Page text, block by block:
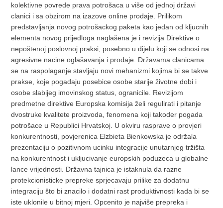
kolektivne povrede prava potrošaca u više od jednoj državi
clanici i sa obzirom na izazove online prodaje. Prilikom
predstavljanja novog potrošackog paketa kao jedan od kljucnih
elementa novog prijedloga naglašena je i revizija Direktive o
nepoštenoj poslovnoj praksi, posebno u dijelu koji se odnosi na
agresivne nacine oglašavanja i prodaje. Državama clanicama
se na raspolaganje stavljaju novi mehanizmi kojima bi se takve
prakse, koje pogadaju posebice osobe starije životne dobi i
osobe slabijeg imovinskog status, ogranicile. Revizijom
predmetne direktive Europska komisija želi regulirati i pitanje
dvostruke kvalitete proizvoda, fenomena koji takoder pogada
potrošace u Republici Hrvatskoj. U okviru rasprave o provjeri
konkurentnosti, povjerenica Elzbieta Bienkowska je održala
prezentaciju o pozitivnom ucinku integracije unutarnjeg tržišta
na konkurentnost i ukljucivanje europskih poduzeca u globalne
lance vrijednosti. Državna tajnica je istaknula da razne
protekcionisticke prepreke sprjecavaju prilike za dodatnu
integraciju što bi znacilo i dodatni rast produktivnosti kada bi se
iste uklonile u bitnoj mjeri. Opcenito je najviše prepreka i